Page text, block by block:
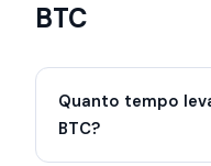
BTC
Quanto tempo
BTC?